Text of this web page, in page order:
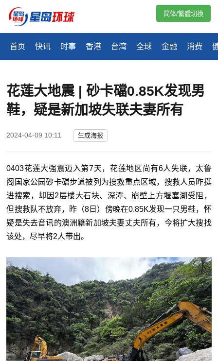
首页 快讯 时事 香港 台湾 全球 金融 消费
简体/繁體切換
花莲大地震 | 砂卡礑0.85K发现男
鞋，疑是新加坡失联夫妻所有
2024-04-09 10:11 生成海报
0403花莲大强震迈入第7天，花莲地区尚有6人失联，太鲁
阁国家公园砂卡礑步道被列为搜救重点区域，搜救人员昨挺
进搜索，却因2层楼大石块、深潭、崩壁上方堰塞湖受阻，
但搜救队不放弃，昨（8日）傍晚在0.85K发现一只男鞋，怀
疑是失去音讯的澳洲籍新加坡夫妻丈夫所有，今将扩大搜找
该处，尽早将2人带出。